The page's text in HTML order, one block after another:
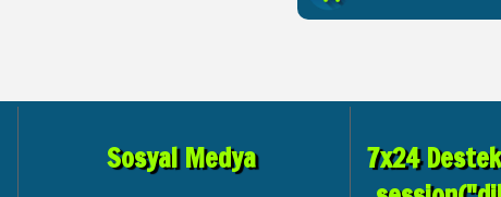
Sosyal Medya
7x24